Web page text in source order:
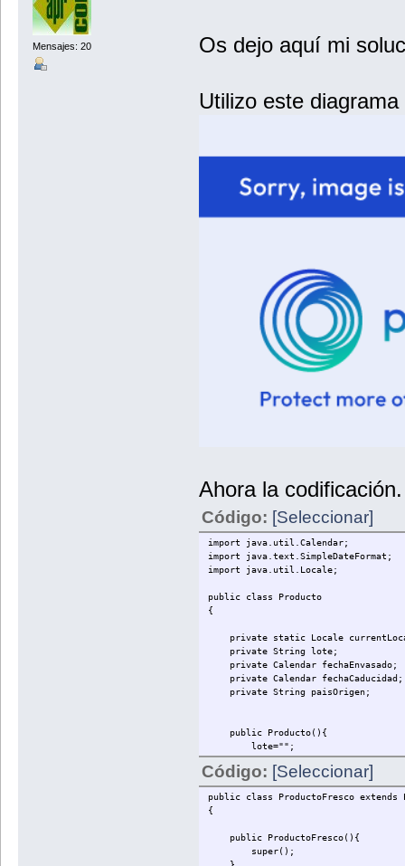
Mensajes: 20 Os dejo aquí mi
Utilizo este
Ahora la codificación.
Código: [Seleccionar]
import java.util.Calendar;
import java.text.SimpleDateFormat;
import java.util.Locale;
public class Producto
{
private static Locale
private String lote;
private Calendar fechaEnvasado;
private Calendar fechaCaducidad;
private String paisOrigen;
public Producto(){
lote="";
fechaCaducidad=null;
fechaEnvasado=null;
paisOrigen="";
}
this.lote=lote;
Código: [Seleccionar]
public class ProductoFresco extends
{
public ProductoFresco(){
super();